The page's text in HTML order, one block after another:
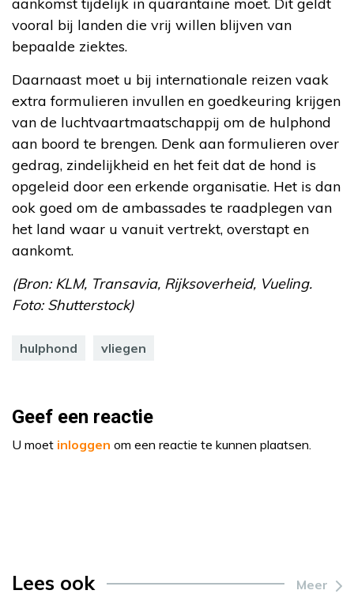
aankomst tijdelijk in quarantaine moet. Dit geldt
vooral bij landen die vrij willen blijven van
bepaalde ziektes.
Daarnaast moet u bij internationale reizen vaak
extra formulieren invullen en goedkeuring krijgen
van de luchtvaartmaatschappij om de hulphond
aan boord te brengen. Denk aan formulieren over
gedrag, zindelijkheid en het feit dat de hond is
opgeleid door een erkende organisatie. Het is dan
ook goed om de ambassades te raadplegen van
het land waar u vanuit vertrekt, overstapt en
aankomt.
(Bron: KLM, Transavia, Rijksoverheid, Vueling.
Foto: Shutterstock)
hulphond vliegen
Geef een reactie
U moet inloggen om een reactie te kunnen plaatsen.
Lees ook Meer